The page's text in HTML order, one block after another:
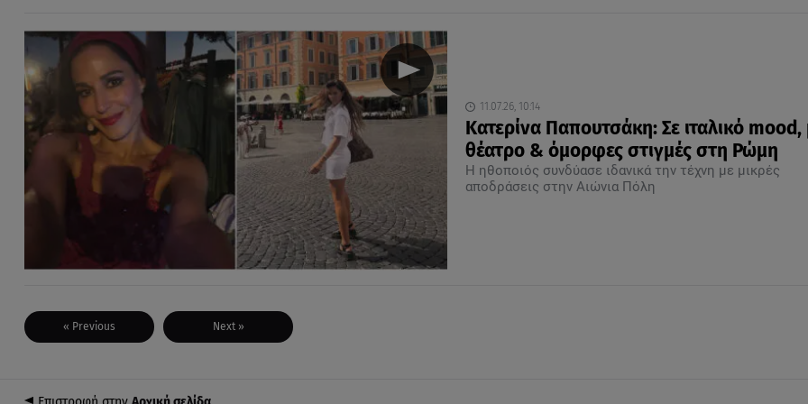
11.07.26, 10:14
Κατερίνα Παπουτσάκη: Σε ιταλικό mood,
θέατρο & όμορφες στιγμές στη Ρώμη
Η ηθοποιός συνδύασε ιδανικά την τέχνη με μικρές
αποδράσεις στην Αιώνια Πόλη
« Previous Next »